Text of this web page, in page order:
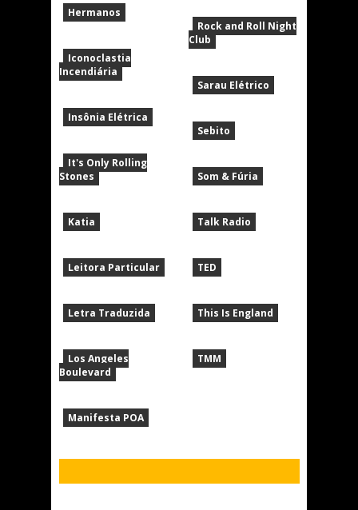
Hermanos
Iconoclastia
Incendiária
Insônia Elétrica
It's Only Rolling
Stones
Katia
Leitora Particular
Letra Traduzida
Los Angeles
Boulevard
Manifesta POA
Rock and Roll Night
Club
Sarau Elétrico
Sebito
Som & Fúria
Talk Radio
TED
This Is England
TMM